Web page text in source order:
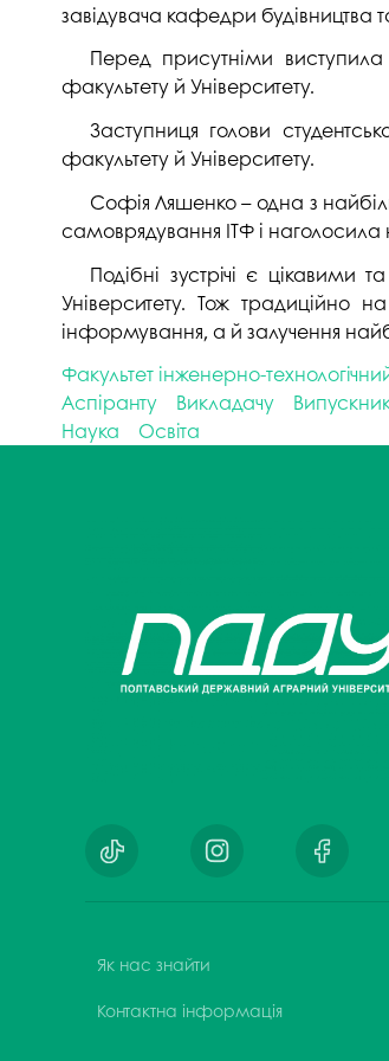
завідувача кафедри будівництва
Перед присутніми виступила
факультету й Університету.
Заступниця голови
факультету й Університету.
Софія Ляшенко – одна з
самоврядування ІТФ і наголосила
Подібні зустрічі є цікавими
Університету. Тож традиційно
інформування, а й залучення
Факультет інженерно-
Аспіранту
Викладачу
Наука
Освіта
Як нас знайти
Контактна інформація